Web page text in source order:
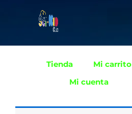
Tienda
Mi carrito
Mi cuenta